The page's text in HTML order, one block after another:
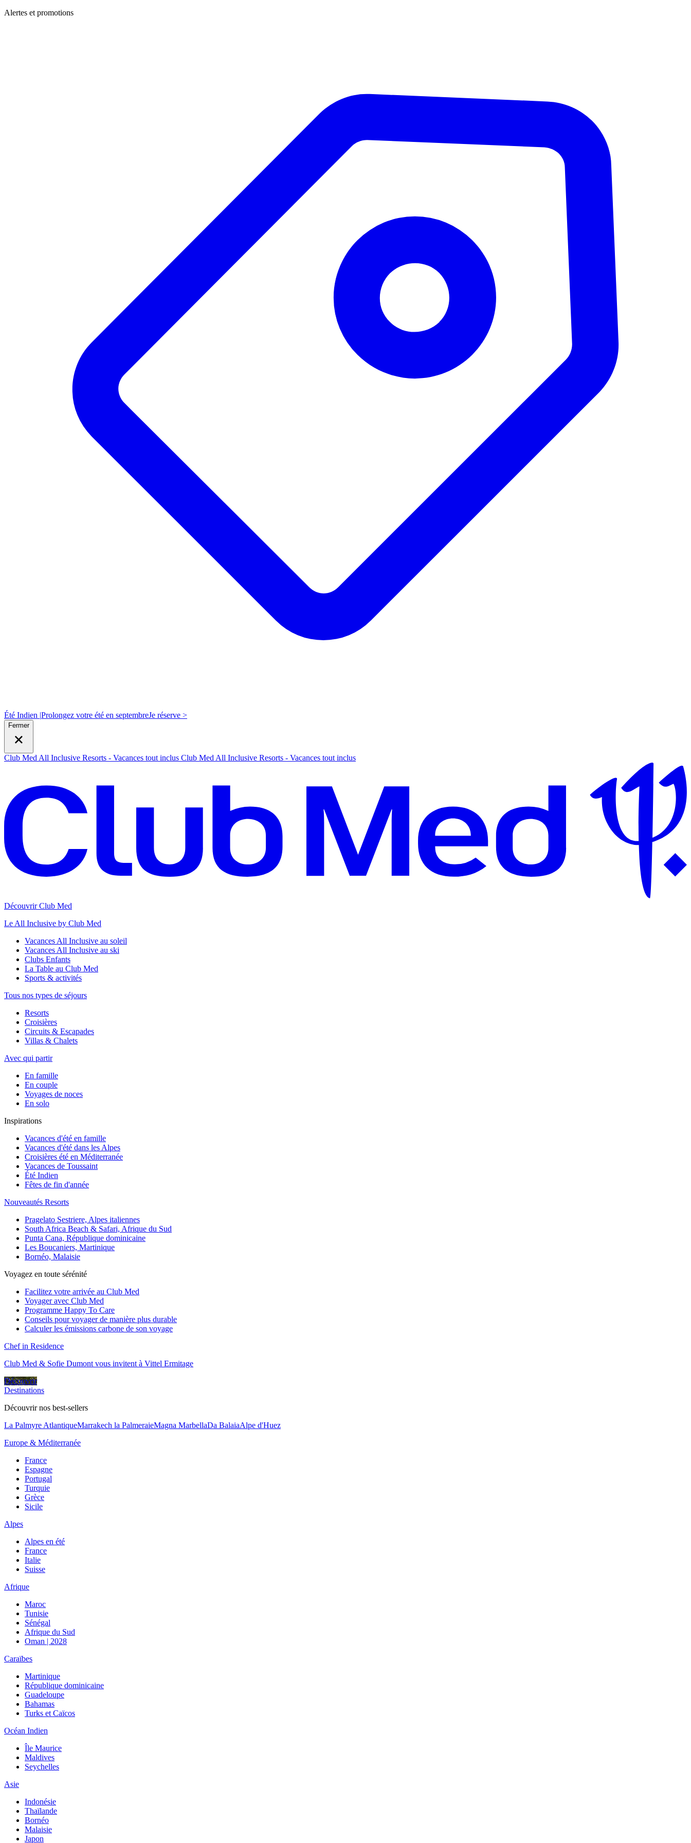
Alertes et promotions
Été Indien |Prolongez votre été en septembreJe réserve >
Fermer
Club Med All Inclusive Resorts - Vacances tout inclus Club Med All Inclusive Resorts - Vacances tout inclus
Découvrir Club Med
Le All Inclusive by Club Med
Vacances All Inclusive au soleil
Vacances All Inclusive au ski
Clubs Enfants
La Table au Club Med
Sports & activités
Tous nos types de séjours
Resorts
Croisières
Circuits & Escapades
Villas & Chalets
Avec qui partir
En famille
En couple
Voyages de noces
En solo
Inspirations
Vacances d'été en famille
Vacances d'été dans les Alpes
Croisières été en Méditerranée
Vacances de Toussaint
Été Indien
Fêtes de fin d'année
Nouveautés Resorts
Pragelato Sestriere, Alpes italiennes
South Africa Beach & Safari, Afrique du Sud
Punta Cana, République dominicaine
Les Boucaniers, Martinique
Bornéo, Malaisie
Voyagez en toute sérénité
Facilitez votre arrivée au Club Med
Voyager avec Club Med
Programme Happy To Care
Conseils pour voyager de manière plus durable
Calculer les émissions carbone de son voyage
Chef in Residence
Club Med & Sofie Dumont vous invitent à Vittel Ermitage
Découvrir
Destinations
Découvrir nos best-sellers
La Palmyre AtlantiqueMarrakech la PalmeraieMagna MarbellaDa BalaiaAlpe d'Huez
Europe & Méditerranée
France
Espagne
Portugal
Turquie
Grèce
Sicile
Alpes
Alpes en été
France
Italie
Suisse
Afrique
Maroc
Tunisie
Sénégal
Afrique du Sud
Oman | 2028
Caraïbes
Martinique
République dominicaine
Guadeloupe
Bahamas
Turks et Caïcos
Océan Indien
Île Maurice
Maldives
Seychelles
Asie
Indonésie
Thaïlande
Bornéo
Malaisie
Japon